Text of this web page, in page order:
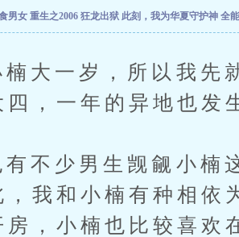
男女 重生之2006 狂龙出狱 此刻，我为华夏守护神 全
一岁，所以我先就
，一年的异地也发
少男生觊觎小楠这
我和小楠有种相依
，小楠也比较喜欢